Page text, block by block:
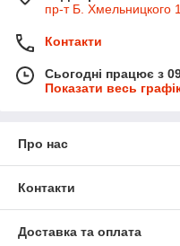
пр-т Б. Хмельницкого
Контакти
Сьогодні працює з
Показати весь
Про нас
Контакти
Доставка та оплата